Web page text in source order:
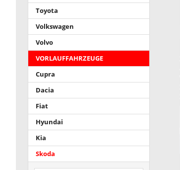
Toyota
Volkswagen
Volvo
VORLAUFFAHRZEUGE
Cupra
Dacia
Fiat
Hyundai
Kia
Skoda